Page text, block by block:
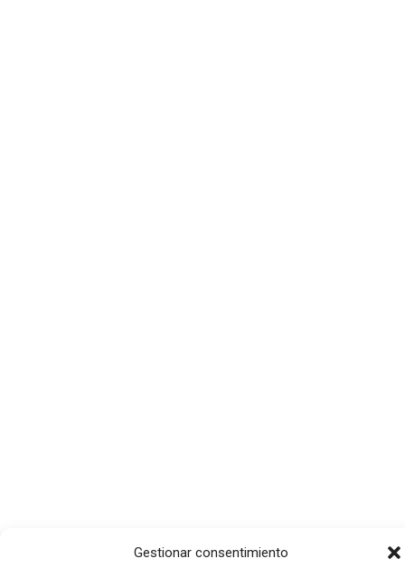
Gestionar consentimiento